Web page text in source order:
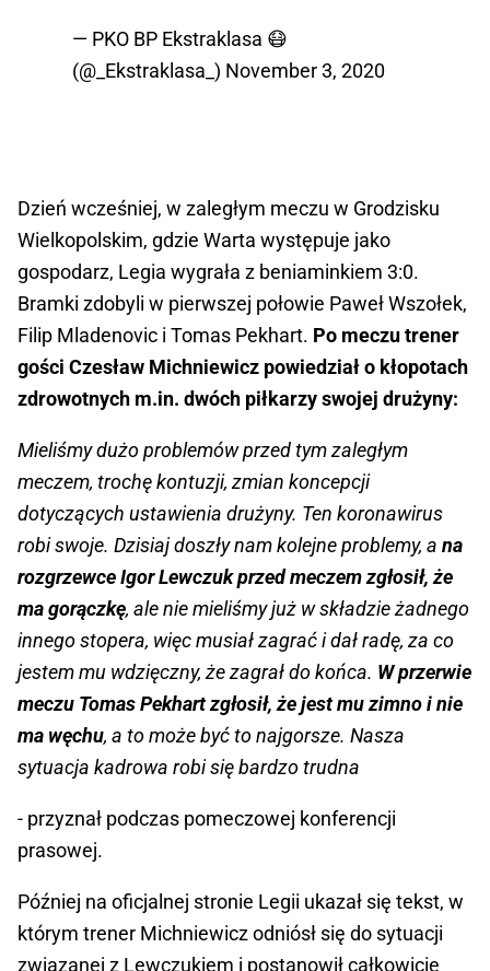
— PKO BP Ekstraklasa 😷
(@_Ekstraklasa_) November 3, 2020
Dzień wcześniej, w zaległym meczu w Grodzisku
Wielkopolskim, gdzie Warta występuje jako
gospodarz, Legia wygrała z beniaminkiem 3:0.
Bramki zdobyli w pierwszej połowie Paweł Wszołek,
Filip Mladenovic i Tomas Pekhart. Po meczu trener
gości Czesław Michniewicz powiedział o kłopotach
zdrowotnych m.in. dwóch piłkarzy swojej drużyny:
Mieliśmy dużo problemów przed tym zaległym
meczem, trochę kontuzji, zmian koncepcji
dotyczących ustawienia drużyny. Ten koronawirus
robi swoje. Dzisiaj doszły nam kolejne problemy, a na
rozgrzewce Igor Lewczuk przed meczem zgłosił, że
ma gorączkę, ale nie mieliśmy już w składzie żadnego
innego stopera, więc musiał zagrać i dał radę, za co
jestem mu wdzięczny, że zagrał do końca. W przerwie
meczu Tomas Pekhart zgłosił, że jest mu zimno i nie
ma węchu, a to może być to najgorsze. Nasza
sytuacja kadrowa robi się bardzo trudna
- przyznał podczas pomeczowej konferencji
prasowej.
Później na oficjalnej stronie Legii ukazał się tekst, w
którym trener Michniewicz odniósł się do sytuacji
związanej z Lewczukiem i postanowił całkowicie